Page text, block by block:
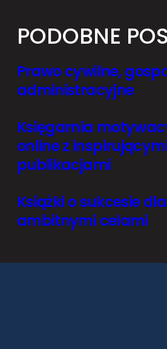
PODOBNE
Prawo cywilne,
administracyjne
Księgarnia
online z
publikacjami
Książki o sukcesie
ambitnymi celami